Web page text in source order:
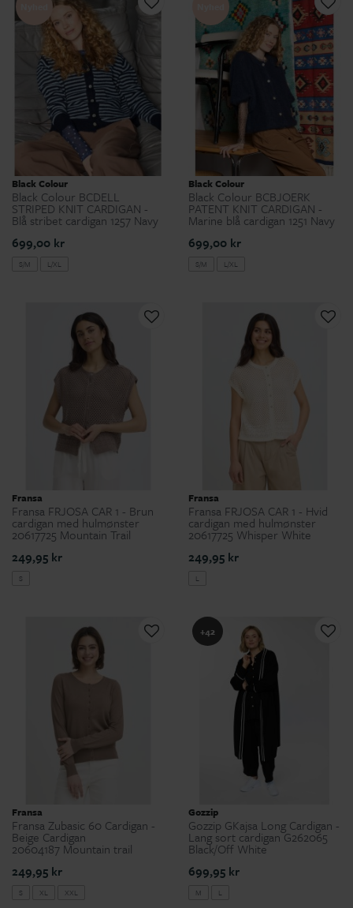
Black Colour
Black Colour BCDELL
STRIPED KNIT CARDIGAN -
Blå stribet cardigan 1257 Navy
699,00 kr
S/M L/XL
Black Colour
Black Colour BCBJOERK
PATENT KNIT CARDIGAN -
Marine blå cardigan 1251 Navy
699,00 kr
S/M L/XL
Fransa
Fransa FRJOSA CAR 1 - Brun
cardigan med hulmønster
20617725 Mountain Trail
249,95 kr
S
Fransa
Fransa FRJOSA CAR 1 - Hvid
cardigan med hulmønster
20617725 Whisper White
249,95 kr
L
Fransa
Fransa Zubasic 60 Cardigan -
Beige Cardigan
20604187 Mountain trail
249,95 kr
S XL XXL
+42
Gozzip
Gozzip GKajsa Long Cardigan -
Lang sort cardigan G262065
Black/Off White
699,95 kr
M L